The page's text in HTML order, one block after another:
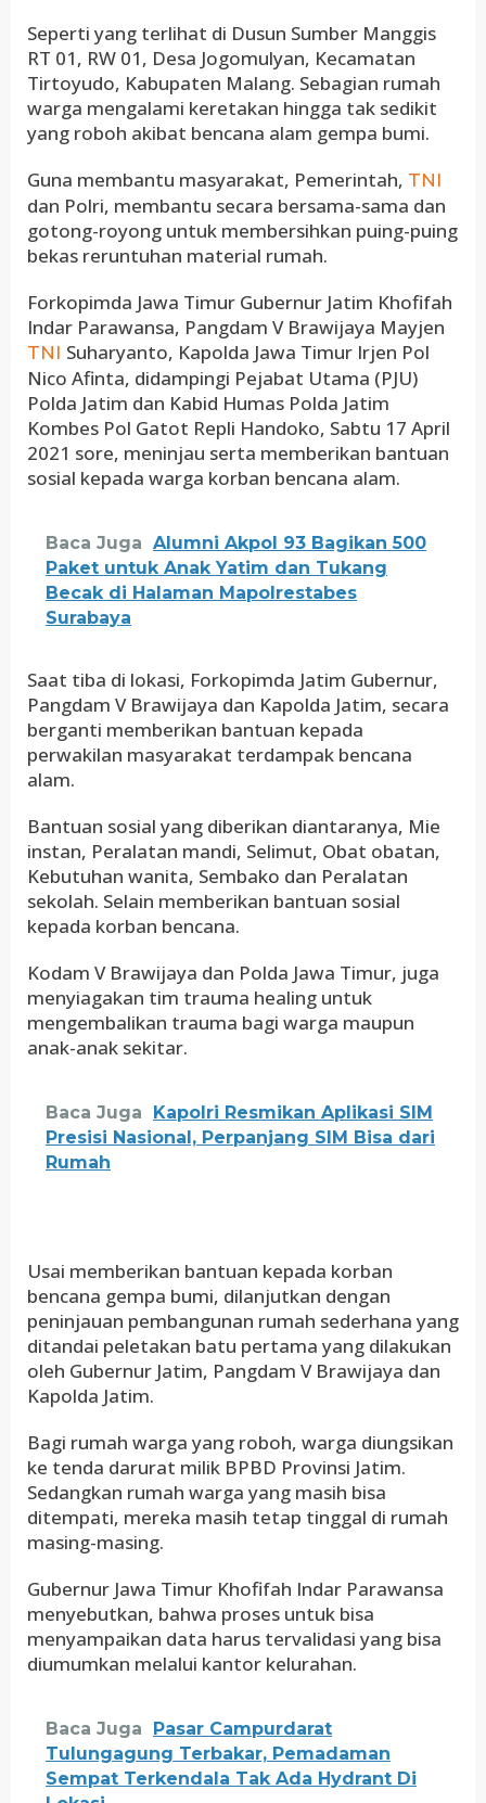
Seperti yang terlihat di Dusun Sumber Manggis
RT 01, RW 01, Desa Jogomulyan, Kecamatan
Tirtoyudo, Kabupaten Malang. Sebagian rumah
warga mengalami keretakan hingga tak sedikit
yang roboh akibat bencana alam gempa bumi.
Guna membantu masyarakat, Pemerintah, TNI
dan Polri, membantu secara bersama-sama dan
gotong-royong untuk membersihkan puing-puing
bekas reruntuhan material rumah.
Forkopimda Jawa Timur Gubernur Jatim Khofifah
Indar Parawansa, Pangdam V Brawijaya Mayjen
TNI Suharyanto, Kapolda Jawa Timur Irjen Pol
Nico Afinta, didampingi Pejabat Utama (PJU)
Polda Jatim dan Kabid Humas Polda Jatim
Kombes Pol Gatot Repli Handoko, Sabtu 17 April
2021 sore, meninjau serta memberikan bantuan
sosial kepada warga korban bencana alam.
Baca Juga Alumni Akpol 93 Bagikan 500
Paket untuk Anak Yatim dan Tukang
Becak di Halaman Mapolrestabes
Surabaya
Saat tiba di lokasi, Forkopimda Jatim Gubernur,
Pangdam V Brawijaya dan Kapolda Jatim, secara
berganti memberikan bantuan kepada
perwakilan masyarakat terdampak bencana
alam.
Bantuan sosial yang diberikan diantaranya, Mie
instan, Peralatan mandi, Selimut, Obat obatan,
Kebutuhan wanita, Sembako dan Peralatan
sekolah. Selain memberikan bantuan sosial
kepada korban bencana.
Kodam V Brawijaya dan Polda Jawa Timur, juga
menyiagakan tim trauma healing untuk
mengembalikan trauma bagi warga maupun
anak-anak sekitar.
Baca Juga
Kapolri Resmikan Aplikasi SIM
Presisi Nasional, Perpanjang SIM Bisa dari
Rumah
Usai memberikan bantuan kepada korban
bencana gempa bumi, dilanjutkan dengan
peninjauan pembangunan rumah sederhana yang
ditandai peletakan batu pertama yang dilakukan
oleh Gubernur Jatim, Pangdam V Brawijaya dan
Kapolda Jatim.
Bagi rumah warga yang roboh, warga diungsikan
ke tenda darurat milik BPBD Provinsi Jatim.
Sedangkan rumah warga yang masih bisa
ditempati, mereka masih tetap tinggal di rumah
masing-masing.
Gubernur Jawa Timur Khofifah Indar Parawansa
menyebutkan, bahwa proses untuk bisa
menyampaikan data harus tervalidasi yang bisa
diumumkan melalui kantor kelurahan.
Baca Juga
Pasar Campurdarat
Tulungagung Terbakar, Pemadaman
Sempat Terkendala Tak Ada Hydrant Di